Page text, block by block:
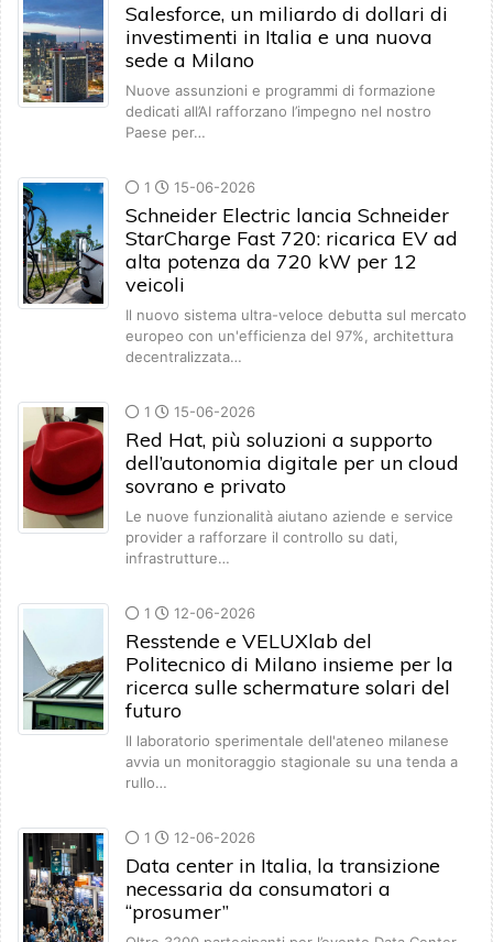
Salesforce, un miliardo di dollari di
investimenti in Italia e una nuova
sede a Milano
Nuove assunzioni e programmi di formazione
dedicati all’AI rafforzano l’impegno nel nostro
Paese per…
1 15-06-2026
Schneider Electric lancia Schneider
StarCharge Fast 720: ricarica EV ad
alta potenza da 720 kW per 12
veicoli
Il nuovo sistema ultra-veloce debutta sul mercato
europeo con un'efficienza del 97%, architettura
decentralizzata…
1 15-06-2026
Red Hat, più soluzioni a supporto
dell’autonomia digitale per un cloud
sovrano e privato
Le nuove funzionalità aiutano aziende e service
provider a rafforzare il controllo su dati,
infrastrutture…
1 12-06-2026
Resstende e VELUXlab del
Politecnico di Milano insieme per la
ricerca sulle schermature solari del
futuro
Il laboratorio sperimentale dell'ateneo milanese
avvia un monitoraggio stagionale su una tenda a
rullo…
1 12-06-2026
Data center in Italia, la transizione
necessaria da consumatori a
“prosumer”